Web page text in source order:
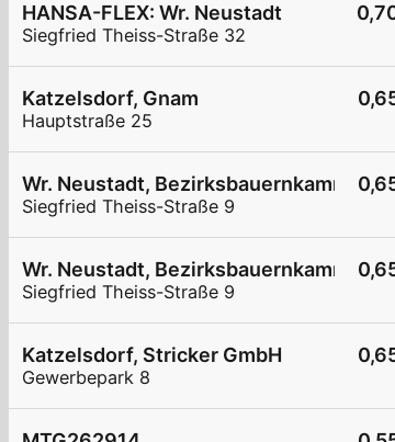
HANSA-FLEX: Wr. Neustadt
Siegfried Theiss-Straße 32
Katzelsdorf, Gnam
Hauptstraße 25
Wr. Neustadt, Bezirksbauernkammer
Siegfried Theiss-Straße 9
Wr. Neustadt, Bezirksbauernkammer
Siegfried Theiss-Straße 9
Katzelsdorf, Stricker GmbH
Gewerbepark 8